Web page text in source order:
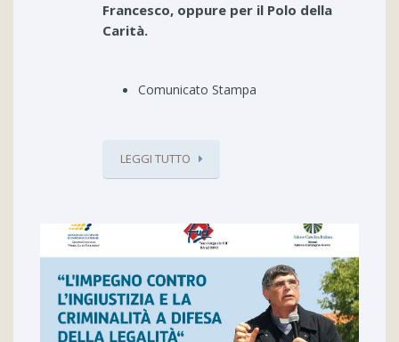
Francesco, oppure per il Polo della
Carità.
Comunicato Stampa
LEGGI TUTTO